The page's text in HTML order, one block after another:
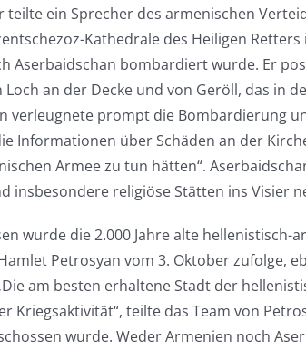
teilte ein Sprecher des armenischen
Kathedrale des Heiligen
Aserbaidschan bombardiert wurde. Er
an der Decke und von Geröll, das in
verleugnete prompt die Bombardierung
Informationen über Schäden an der
Armee zu tun hätten“.
insbesondere religiöse Stätten ins Visier
wurde die 2.000 Jahre alte hellenistisch-
Petrosyan vom 3. Oktober zufolge,
am besten erhaltene Stadt der
Kriegsaktivität“, teilte das Team von
wurde. Weder Armenien noch